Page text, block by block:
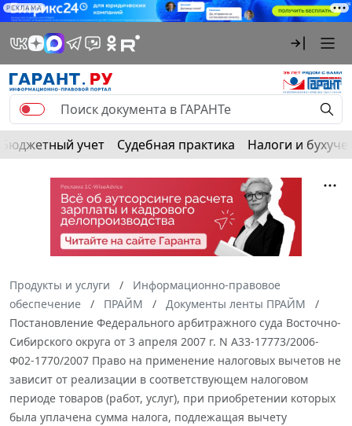
РЕКЛАМА
Бюджетный учет Судебная практика Налоги и
Продукты и услуги
Информационно-правовое
обеспечение
ПРАЙМ
Документы ленты ПРАЙМ
Постановление Федерального арбитражного суда Восточно-
Сибирского округа от 3 апреля 2007 г. N А33-17773/2006-
Ф02-1770/2007 Право на применение налоговых вычетов не
зависит от реализации в соответствующем налоговом
периоде товаров (работ, услуг), при приобретении которых
была уплачена сумма налога, подлежащая вычету